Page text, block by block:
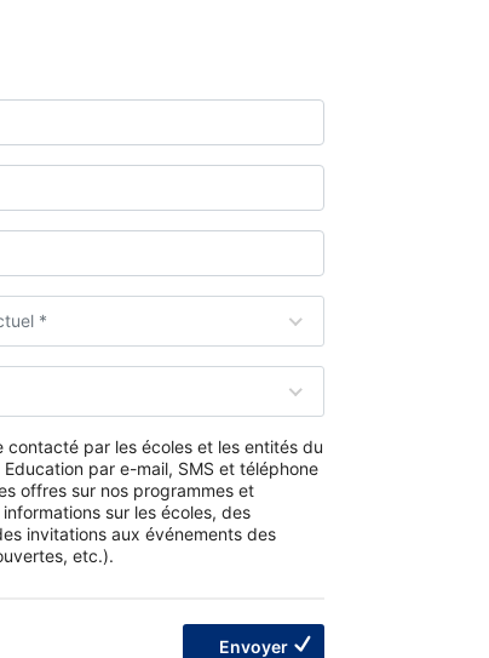
*
contacté par les écoles et les entités du
par e-mail, SMS et téléphone
offres sur nos programmes et
sur les écoles, des
invitations aux événements des
etc.).
Envoyer